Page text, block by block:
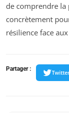
de comprendre la
concrètement
résilience face
Partager :